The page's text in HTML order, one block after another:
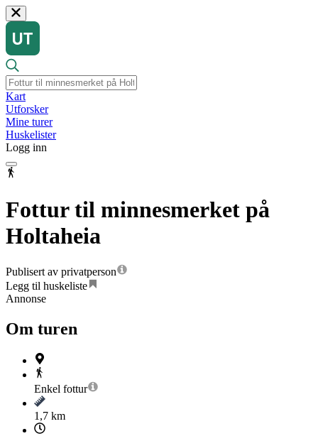
Kart
Utforsker
Mine turer
Huskelister
Logg inn
Fottur til minnesmerket på
Holtaheia
Publisert av privatperson
Legg til huskeliste
Annonse
Om turen
Enkel fottur
1,7 km